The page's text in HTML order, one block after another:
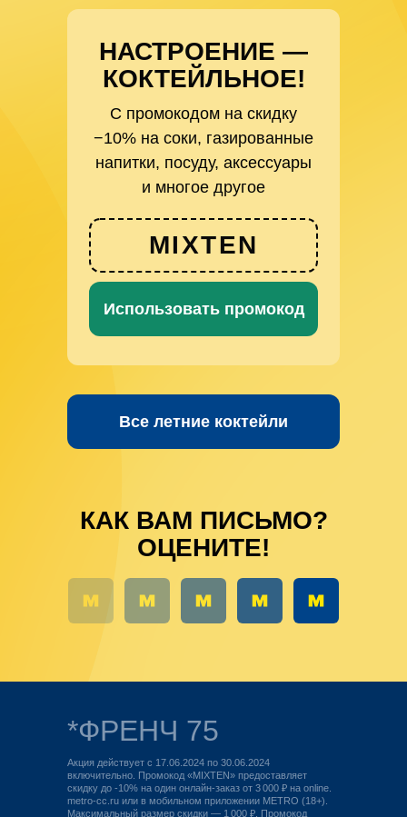
НАСТРОЕНИЕ —
КОКТЕЙЛЬНОЕ!
С промокодом на скидку
−10% на соки, газированные
напитки, посуду, аксессуары
и многое другое
MIXTEN
Использовать промокод
КАК ВАМ ПИСЬМО?
ОЦЕНИТЕ!
Все летние коктейли
Акция действует с 17.06.2024 по 30.06.2024
включительно. Промокод «MIXTEN» предоставляет
скидку до -10% на один онлайн-заказ от 3 000 ₽ на online.
metro-cc.ru или в мобильном приложении METRO (18+).
Максимальный размер скидки — 1 000 ₽. Промокод
*ФРЕНЧ 75